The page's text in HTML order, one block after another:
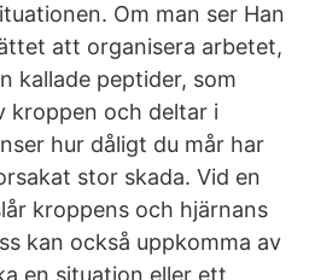
Om man ser Han
att organisera arbetet,
kallade peptider, som
kroppen och deltar i
hur dåligt du mår har
stor skada. Vid en
kroppens och hjärnans
kan också uppkomma av
en situation eller ett